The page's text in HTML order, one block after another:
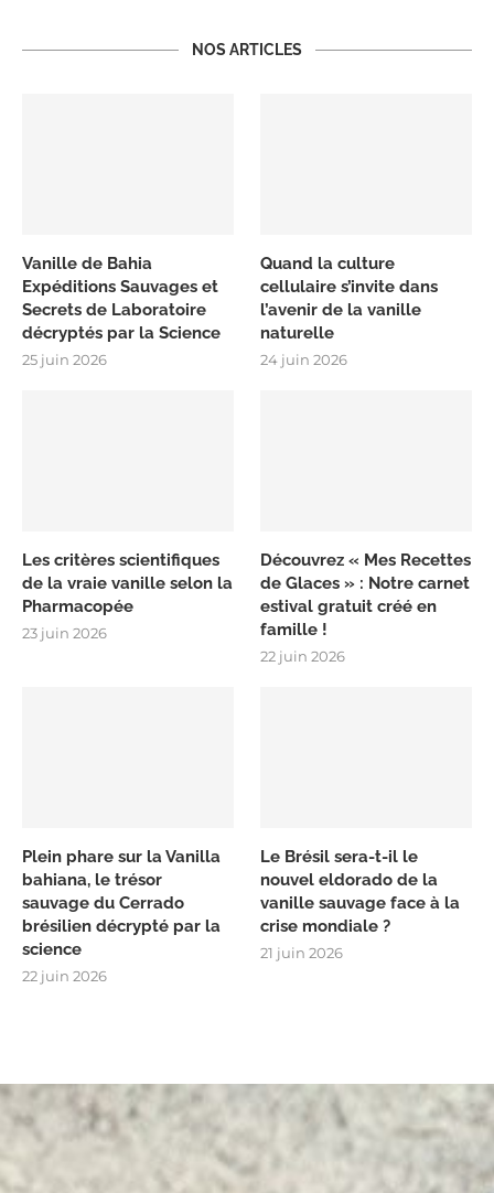
NOS ARTICLES
Vanille de Bahia
Expéditions Sauvages et
Secrets de Laboratoire
décryptés par la Science
25 juin 2026
Quand la culture
cellulaire s’invite dans
l’avenir de la vanille
naturelle
24 juin 2026
Les critères scientifiques
de la vraie vanille selon la
Pharmacopée
23 juin 2026
Découvrez « Mes Recettes
de Glaces » : Notre carnet
estival gratuit créé en
famille !
22 juin 2026
Plein phare sur la Vanilla
bahiana, le trésor
sauvage du Cerrado
brésilien décrypté par la
science
22 juin 2026
Le Brésil sera-t-il le
nouvel eldorado de la
vanille sauvage face à la
crise mondiale ?
21 juin 2026